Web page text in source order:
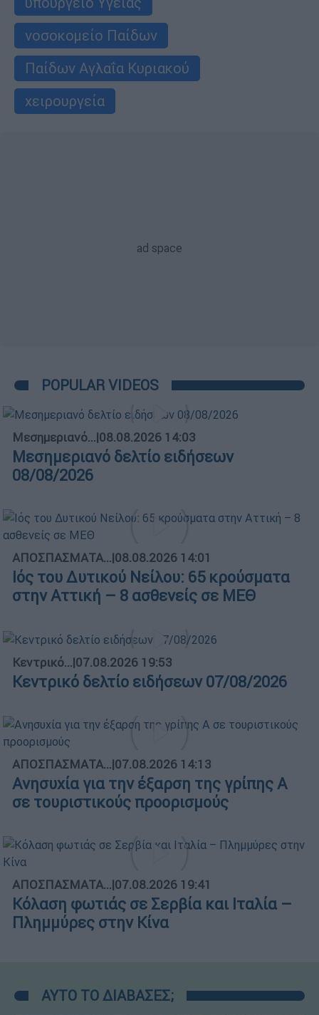
νοσοκομείο Παίδων
Παίδων Αγλαΐα Κυριακού
χειρουργεία
POPULAR VIDEOS
Μεσημεριανό...|08.08.2026 14:03
Μεσημεριανό δελτίο ειδήσεων
08/08/2026
ΑΠΟΣΠΑΣΜΑΤΑ...|08.08.2026 14:01
Ιός του Δυτικού Νείλου: 65 κρούσματα
στην Αττική – 8 ασθενείς σε ΜΕΘ
Κεντρικό...|07.08.2026 19:53
Κεντρικό δελτίο ειδήσεων 07/08/2026
ΑΠΟΣΠΑΣΜΑΤΑ...|07.08.2026 14:13
Ανησυχία για την έξαρση της γρίπης Α
σε τουριστικούς προορισμούς
ΑΠΟΣΠΑΣΜΑΤΑ...|07.08.2026 19:41
Κόλαση φωτιάς σε Σερβία και Ιταλία –
Πλημμύρες στην Κίνα
ΑΥΤΟ ΤΟ ΔΙΑΒΑΣΕΣ;